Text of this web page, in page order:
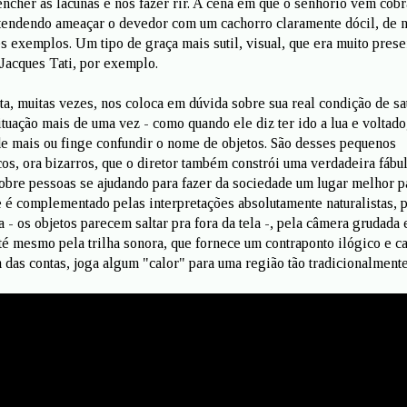
as lacunas e nos fazer rir. A cena em que o senhorio vem
ameaçar o devedor com um cachorro claramente dócil, de
exemplos. Um tipo de graça mais sutil, visual, que era muito
Tati, por exemplo.
muitas vezes, nos coloca em dúvida sobre sua real condição de
mais de uma vez - como quando ele diz ter ido a lua e
mais ou finge confundir o nome de objetos. São desses pequenos
ora bizarros, que o diretor também constrói uma verdadeira
pessoas se ajudando para fazer da sociedade um lugar melhor
complementado pelas interpretações absolutamente naturalistas,
- os objetos parecem saltar pra fora da tela -, pela câmera grudada
mesmo pela trilha sonora, que fornece um contraponto ilógico e
das contas, joga algum "calor" para uma região tão